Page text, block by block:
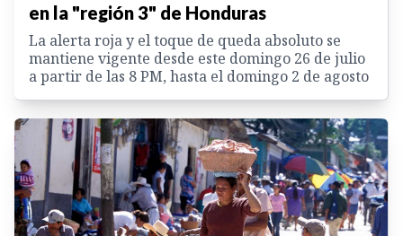
en la "región 3" de Honduras
La alerta roja y el toque de queda absoluto se
mantiene vigente desde este domingo 26 de julio
a partir de las 8 PM, hasta el domingo 2 de agosto